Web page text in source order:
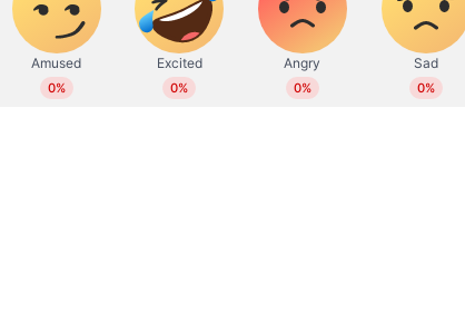
സംസ്കാരത്തിന്റെ ഓർമ്മപ്പെടുത്തലാണ് വിഷു.
വരവേൽക്കുന്നതിനുള്ള വിഷു
ഒത്തൊരുമയോടെ പങ്കെടുക്കുകയാണ്.
സംസ്കാരത്തെ തിരിച്ചുപിടിക്കേണ്ടതുണ്ട്. ഈ